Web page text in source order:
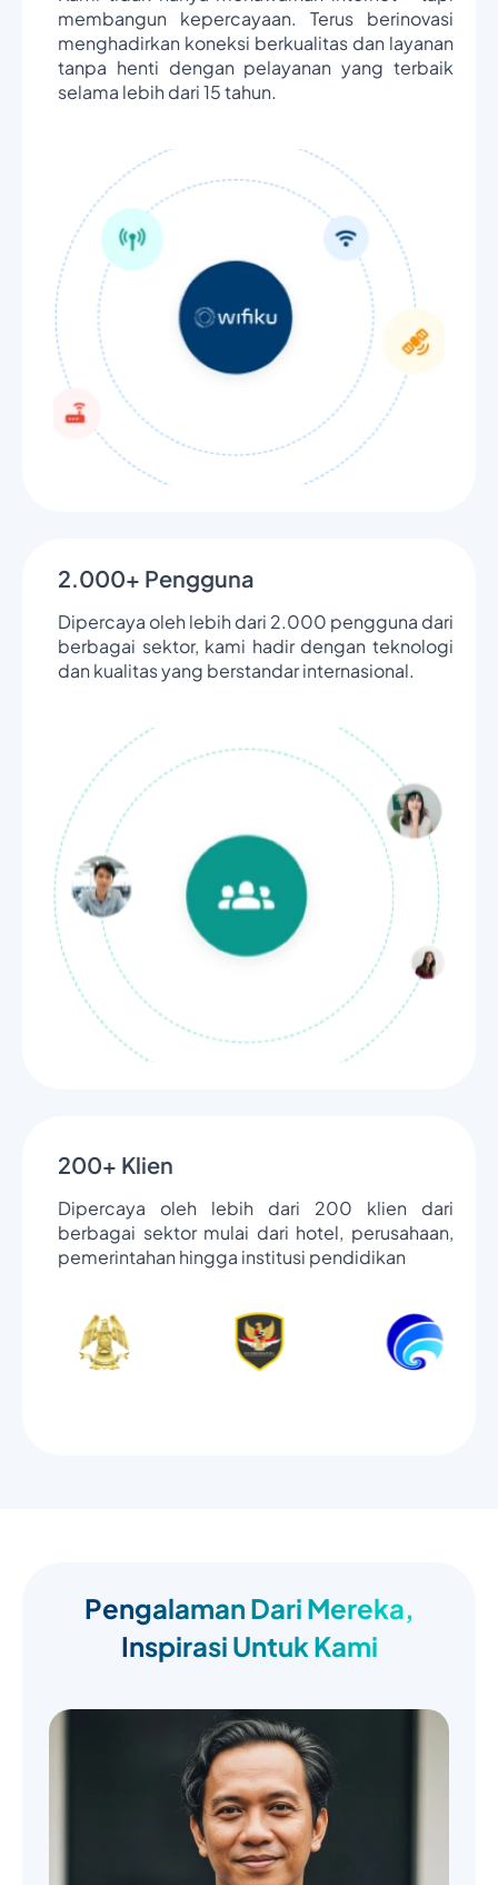
membangun kepercayaan. Terus berinovasi
menghadirkan koneksi berkualitas dan layanan
tanpa henti dengan pelayanan yang terbaik
selama lebih dari 15 tahun.
2.000+ Pengguna
Dipercaya oleh lebih dari 2.000 pengguna dari
berbagai sektor, kami hadir dengan teknologi
dan kualitas yang berstandar internasional.
200+ Klien
Dipercaya oleh lebih dari 200 klien dari
berbagai sektor mulai dari hotel, perusahaan,
pemerintahan hingga institusi pendidikan
Pengalaman Dari Mereka,
Inspirasi Untuk Kami